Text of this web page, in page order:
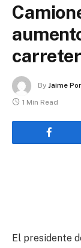
By Jaime
1 Min Read
El presidente